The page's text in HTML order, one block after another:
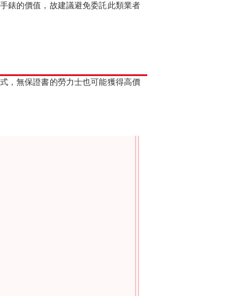
錶的價值，故建議避免委託此類業者
，無保證書的勞力士也可能獲得高價